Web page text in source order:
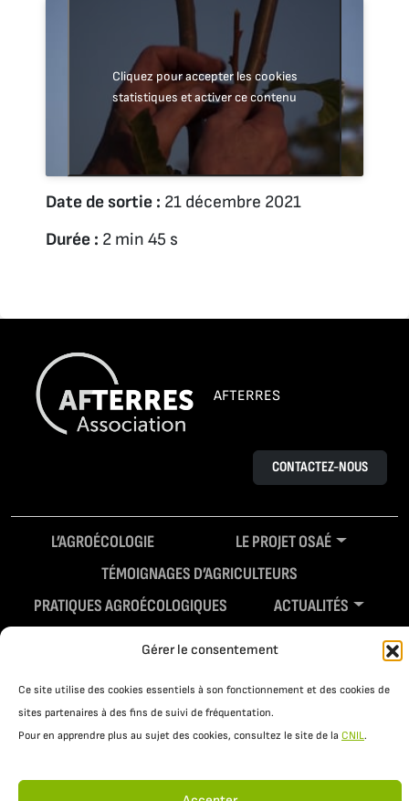
Gérer le consentement
Ce site utilise des cookies essentiels à son fonctionnement et des cookies de
sites partenaires à des fins de suivi de fréquentation.
Pour en apprendre plus au sujet des cookies, consultez le site de la CNIL.
Cliquez pour accepter les cookies
statistiques et activer ce contenu
Date de sortie : 21 décembre 2021
Durée : 2 min 45 s
AFTERRES
CONTACTEZ-NOUS
L’AGROÉCOLOGIE
LE PROJET OSAÉ
TÉMOIGNAGES D’AGRICULTEURS
PRATIQUES AGROÉCOLOGIQUES
ACTUALITÉS
RESSOURCES